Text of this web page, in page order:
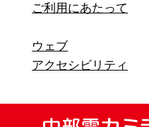
ご利用にあたって
ウェブ
アクセシビリティ